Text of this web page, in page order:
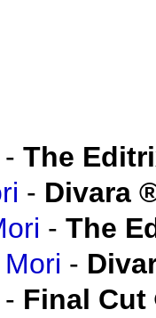
- The
- Divara
- The
-
- Final Cut